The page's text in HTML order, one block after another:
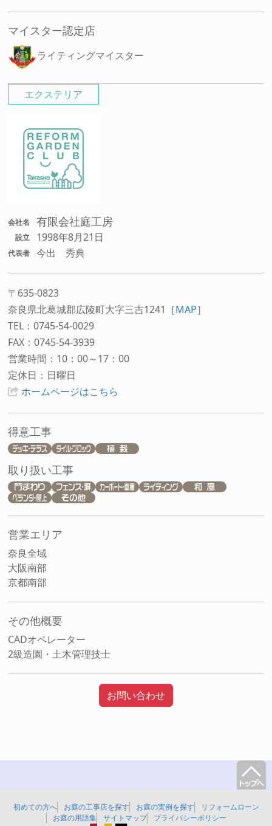
エクステリア
会社名 有限会社庭工房
設立 1998年8月21日
代表者 今出 秀典
〒635-0823
奈良県北葛城郡広陵町大字三吉1241 ［MAP］
TEL：0745-54-0029
FAX：0745-54-3939
営業時間：10：00～17：00
定休日：日曜日
ホームページはこちら
得意工事
取り扱い工事
営業エリア
奈良全域
大阪南部
京都南部
その他概要
CADオペレーター
2級造園・土木管理技士
お問い合わせ
マイスター認定店
ライティングマイスター
初めての方へ お庭の工事店を探す お庭の実例を探す
リフォームローン
お庭の用語集
サイトマップ プライバシーポリシー